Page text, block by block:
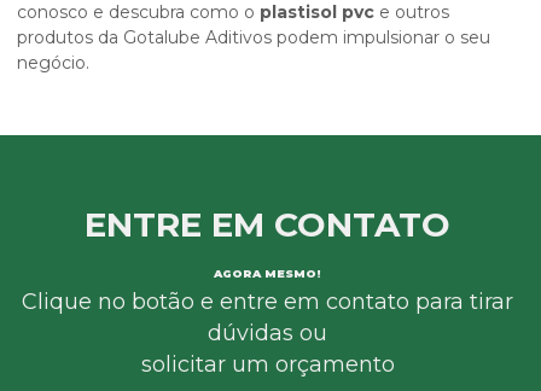
conosco e descubra como o plastisol pvc e outros
produtos da Gotalube Aditivos podem impulsionar o seu
negócio.
ENTRE EM CONTATO
AGORA MESMO!
Clique no botão e entre em contato para tirar
dúvidas ou
solicitar um orçamento